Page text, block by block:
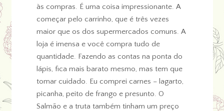
às compras. É uma coisa impressionante. A
começar pelo carrinho, que é três vezes
maior que os dos supermercados comuns. A
loja é imensa e você compra tudo de
quantidade. Fazendo as contas na ponta do
lápis, fica mais barato mesmo, mas tem que
tomar cuidado. Eu comprei carnes – lagarto,
picanha, peito de frango e presunto. O
Salmão e a truta também tinham um preço